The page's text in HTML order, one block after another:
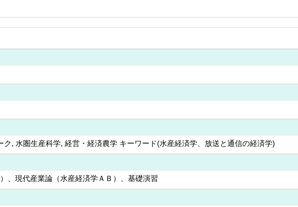
ク, 水圏生産科学, 経営・経済農学 キーワード(水産経済学、放送と通信の経済学)
、現代産業論（水産経済学ＡＢ）、基礎演習